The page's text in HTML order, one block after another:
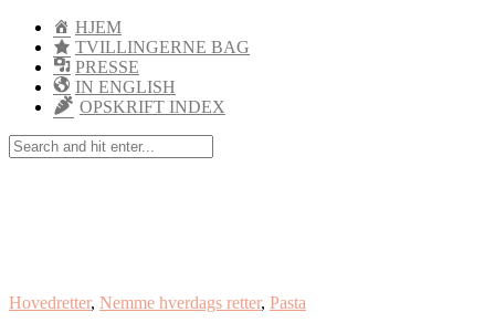
HJEM
TVILLINGERNE BAG
PRESSE
IN ENGLISH
OPSKRIFT INDEX
Hovedretter, Nemme hverdags retter, Pasta